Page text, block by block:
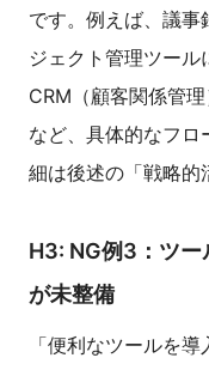
です。例えば、議事
ジェクト管理ツー
CRM（顧客関係管
など、具体的なフ
細は後述の「戦略的
H3: NG例3：ツー
が未整備
「便利なツールを